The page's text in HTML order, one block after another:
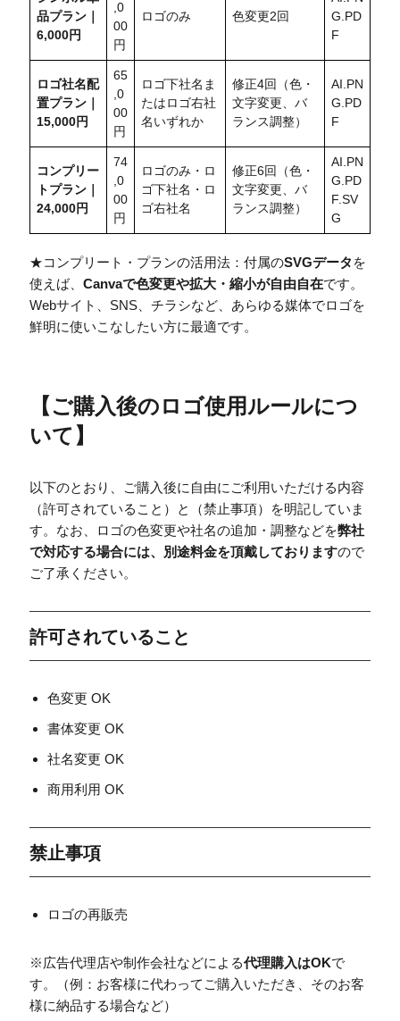
品プラン｜
6,000円
,0
00
円
ロゴのみ 色変更2回
G.PD
F
ロゴ社名配
置プラン｜
15,000円
65
,0
00
円
ロゴ下社名ま
たはロゴ右社
名いずれか
修正4回（色・
文字変更、バ
ランス調整）
AI.PN
G.PD
F
コンプリー
トプラン｜
24,000円
74
,0
00
円
ロゴのみ・ロ
ゴ下社名・ロ
ゴ右社名
修正6回（色・
文字変更、バ
ランス調整）
AI.PN
G.PD
F.SV
G
★コンプリート・プランの活用法：付属のSVGデータ を
使えば、 Canvaで色変更や拡大・縮小が自由自在です。
Webサイト、SNS、チラシなど、あらゆる媒体でロゴを
鮮明に使いこなしたい方に最適です。
【ご購入後のロゴ使用ルールにつ
いて 】
以下のとおり、ご購入後に自由にご利用いただける内容
（許可されていること）と（禁止事項）を明記していま
す。なお、ロゴの色変更や社名の追加・調整などを弊社
で対応する場合には、別途料金を頂戴しておりますので
ご了承ください。
許可されていること
色変更 OK
書体変更 OK
社名変更 OK
商用利用 OK
禁止事項
ロゴの再販売
※広告代理店や制作会社などによる代理購入はOKで
す。（例：お客様に代わってご購入いただき、そのお客
様に納品する場合など）